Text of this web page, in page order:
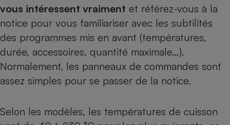
vous intéressent vraiment et référez-vous à la
notice pour vous familiariser avec les subtilités
des programmes mis en avant (températures,
durée, accessoires, quantité maximale…).
Normalement, les panneaux de commandes sont
assez simples pour se passer de la notice.
Selon les modèles, les températures de cuisson